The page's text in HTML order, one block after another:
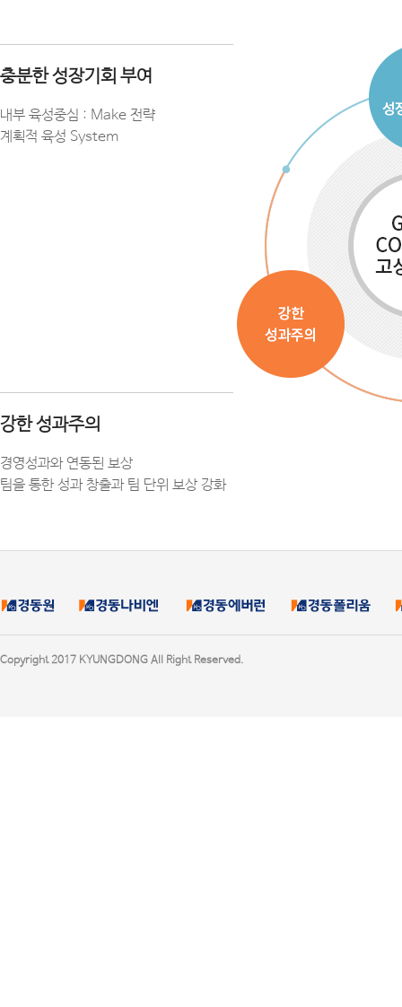
충분한 성장기회 부여
내부 육성중심 : Make 전략
계획적 육성 System
강한 성과주의
경영성과와 연동된 보상
팀을 통한 성과 창출과 팀 단위 보상 강화
Copyright 2017 KYUNGDONG All Right Reserved.